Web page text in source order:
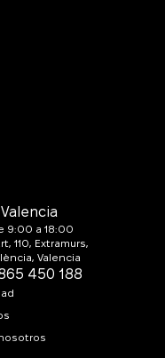
9:00 a 18:00
110, Extramurs,
Valencia
450 188